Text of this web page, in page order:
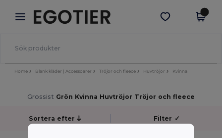
× Egotier-app
Bättre priser i appen!
Hämta app
Home Blank kläder | Accessoarer Tröjor och fleece Huvtröjor Kvinna
Grossist Grön Kvinna Huvtröjor Tröjor och fleece
Sortera efter Filter ✓